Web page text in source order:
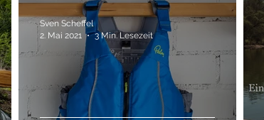
Sven Scheffel
2. Mai 2021
3 Min. Lesezeit